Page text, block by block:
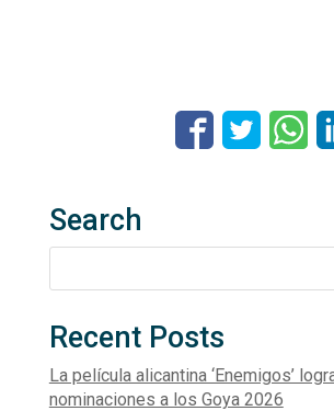
Search
Recent Posts
La película alicantina ‘Enemigos’
nominaciones a los Goya 2026